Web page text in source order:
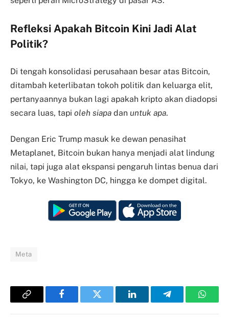
Refleksi Apakah Bitcoin Kini Jadi Alat
Politik?
Di tengah konsolidasi perusahaan besar atas Bitcoin,
ditambah keterlibatan tokoh politik dan keluarga elit,
pertanyaannya bukan lagi apakah kripto akan diadopsi
secara luas, tapi oleh siapa dan untuk apa.
Dengan Eric Trump masuk ke dewan penasihat
Metaplanet, Bitcoin bukan hanya menjadi alat lindung
nilai, tapi juga alat ekspansi pengaruh lintas benua dari
Tokyo, ke Washington DC, hingga ke dompet digital.
Meta
Copy
FacebookTwitter LinkedInTelegram